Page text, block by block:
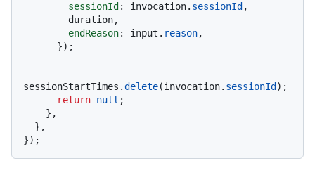
sessionId : invocation. sessionId ,
endReason: input. reason,
sessionStartTimes.delete(invocation. sessionId );
return null ;